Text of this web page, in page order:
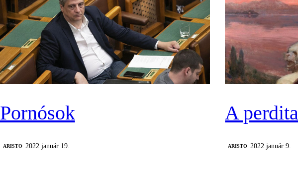
Pornósok
ARISTO 2022 január 19.
A perdita
ARISTO 2022 január 9.